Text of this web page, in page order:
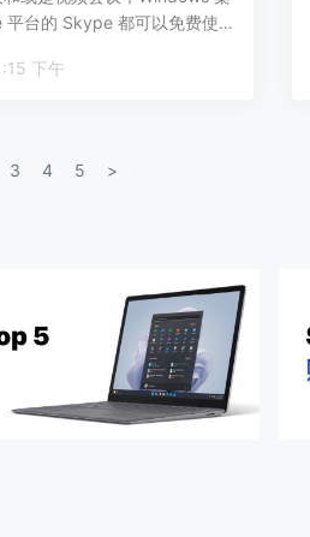
台的 Skype 都可以免费使…
4 月 28 日, 11:15 下午
3 4 5 >